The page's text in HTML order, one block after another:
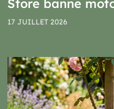
Store banne
17 JUILLET 2026